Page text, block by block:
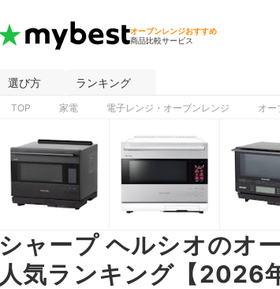
オーブンレンジおすすめ
商品比較サービス
選び方 ランキング
TOP 家電 電子レンジ・オーブンレンジ オー
シャープ ヘルシオのオ
人気ランキング【2026